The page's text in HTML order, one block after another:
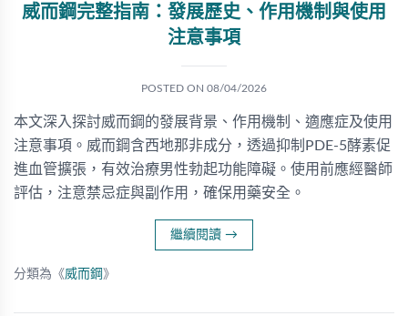
威而鋼完整指南：發展歷史、作用機制與使用
注意事項
POSTED ON 08/04/2026
本文深入探討威而鋼的發展背景、作用機制、適應症及使用
注意事項。威而鋼含西地那非成分，透過抑制PDE-5酵素促
進血管擴張，有效治療男性勃起功能障礙。使用前應經醫師
評估，注意禁忌症與副作用，確保用藥安全。
繼續閱讀 →
分類為《威而鋼 》